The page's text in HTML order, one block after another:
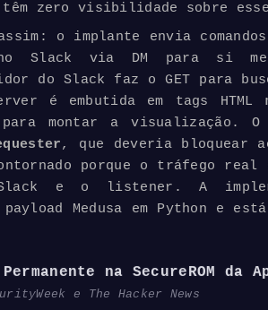
têm zero visibilidade sobre
o implante envia comandos
no Slack via DM para si
do Slack faz o GET para
é embutida em tags HTML
montar a visualização. O
, que deveria bloquear
porque o tráfego real
e o
listener . A
payload Medusa em Python e
na SecureROM da
e The Hacker News